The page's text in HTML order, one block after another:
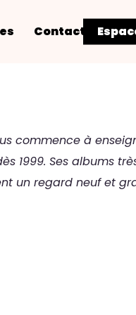
Contact
commence à
1999. Ses albums
un regard neuf et